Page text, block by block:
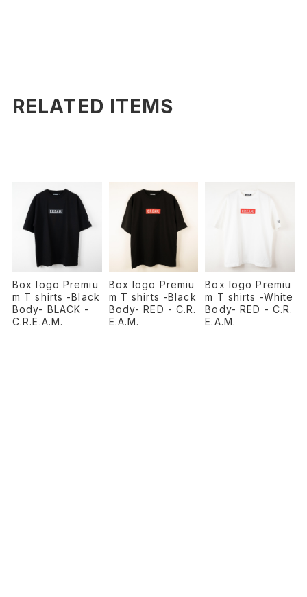
RELATED ITEMS
Box logo Premiu
m T shirts -Black
Body- BLACK -
C.R.E.A.M.
Box logo Premiu
m T shirts -Black
Body- RED - C.R.
E.A.M.
Box logo Premiu
m T shirts -White
Body- RED - C.R.
E.A.M.